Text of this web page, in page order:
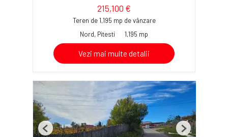
215,100 €
Teren de 1,195 mp de vânzare
Nord, Pitesti
1,195 mp
Vezi mai multe detalii
Previous Next